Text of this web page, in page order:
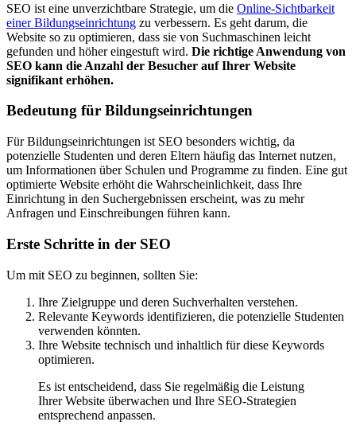
SEO ist eine unverzichtbare Strategie, um die Online-Sichtbarkeit
einer Bildungseinrichtung zu verbessern. Es geht darum, die
Website so zu optimieren, dass sie von Suchmaschinen leicht
gefunden und höher eingestuft wird. Die richtige Anwendung von
SEO kann die Anzahl der Besucher auf Ihrer Website
signifikant erhöhen.
Bedeutung für Bildungseinrichtungen
Für Bildungseinrichtungen ist SEO besonders wichtig, da
potenzielle Studenten und deren Eltern häufig das Internet nutzen,
um Informationen über Schulen und Programme zu finden. Eine gut
optimierte Website erhöht die Wahrscheinlichkeit, dass Ihre
Einrichtung in den Suchergebnissen erscheint, was zu mehr
Anfragen und Einschreibungen führen kann.
Erste Schritte in der SEO
Um mit SEO zu beginnen, sollten Sie:
Ihre Zielgruppe und deren Suchverhalten verstehen.
Relevante Keywords identifizieren, die potenzielle Studenten
verwenden könnten.
Ihre Website technisch und inhaltlich für diese Keywords
optimieren.
Es ist entscheidend, dass Sie regelmäßig die Leistung
Ihrer Website überwachen und Ihre SEO-Strategien
entsprechend anpassen.